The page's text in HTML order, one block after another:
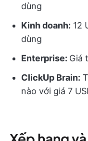
dùng
Kinh doanh: 12
dùng
Enterprise: Giá
ClickUp Brain:
nào với giá 7